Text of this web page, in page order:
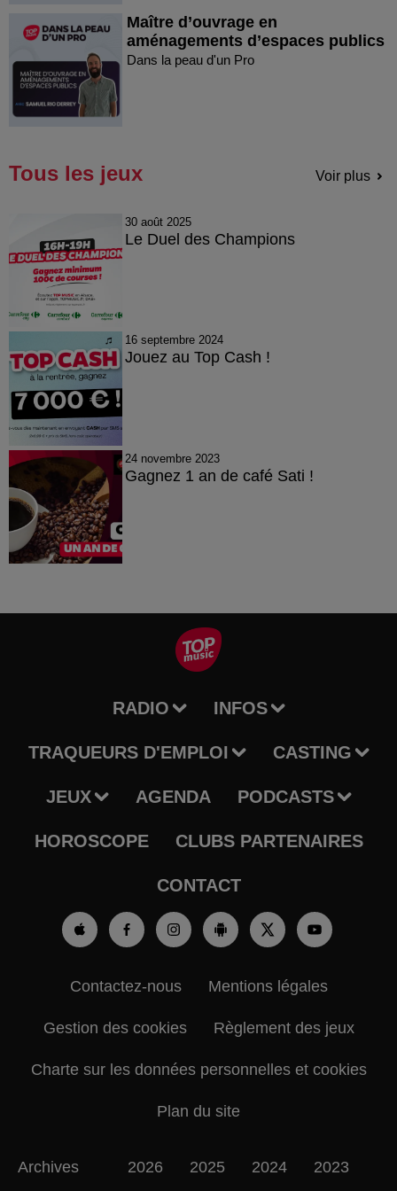
Maître d’ouvrage en
aménagements d’espaces publics
Dans la peau d'un Pro
Tous les jeux Voir plus
30 août 2025
Le Duel des Champions
16 septembre 2024
Jouez au Top Cash !
24 novembre 2023
Gagnez 1 an de café Sati !
RADIO INFOS
TRAQUEURS D'EMPLOI CASTING
JEUX AGENDA PODCASTS
HOROSCOPE CLUBS PARTENAIRES
CONTACT
Contactez-nous Mentions légales
Gestion des cookies Règlement des jeux
Charte sur les données personnelles et cookies
Plan du site
Archives 2026 2025 2024 2023